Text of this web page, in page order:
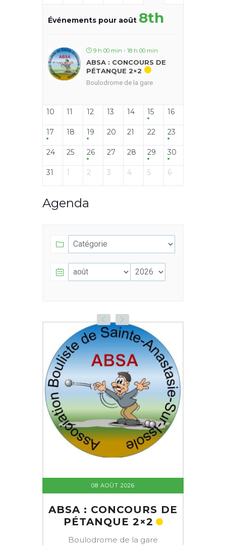
Événements pour août 8th
9 h 00 min - 18 h 00 min
ABSA : CONCOURS DE
PÉTANQUE 2×2
Boulodrome de la gare
10 11 12 13 14 15 16
17 18 19 20 21 22 23
24 25 26 27 28 29 30
31 1 2 3 4 5 6
Agenda
08 AOÛT 2026
ABSA : CONCOURS DE
PÉTANQUE 2×2
Boulodrome de la gare